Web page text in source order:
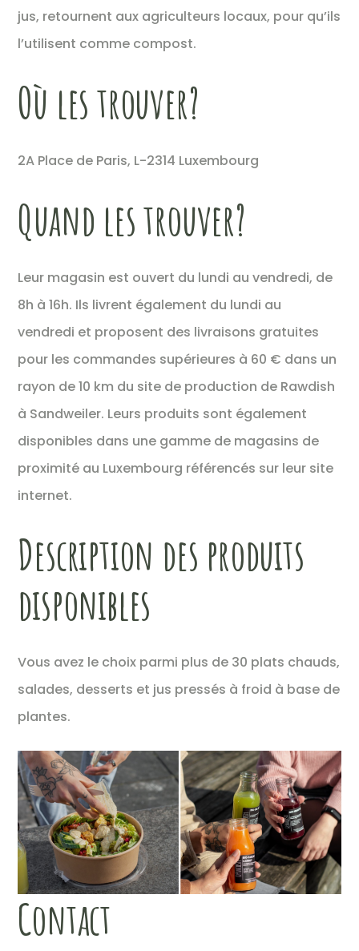
jus, retournent aux agriculteurs locaux, pour qu’ils
l’utilisent comme compost.
Où les trouver?
2A Place de Paris, L-2314 Luxembourg
Quand les trouver?
Leur magasin est ouvert du lundi au vendredi, de
8h à 16h. Ils livrent également du lundi au
vendredi et proposent des livraisons gratuites
pour les commandes supérieures à 60 € dans un
rayon de 10 km du site de production de Rawdish
à Sandweiler. Leurs produits sont également
disponibles dans une gamme de magasins de
proximité au Luxembourg référencés sur leur site
internet.
Description des produits
disponibles
Vous avez le choix parmi plus de 30 plats chauds,
salades, desserts et jus pressés à froid à base de
plantes.
Contact